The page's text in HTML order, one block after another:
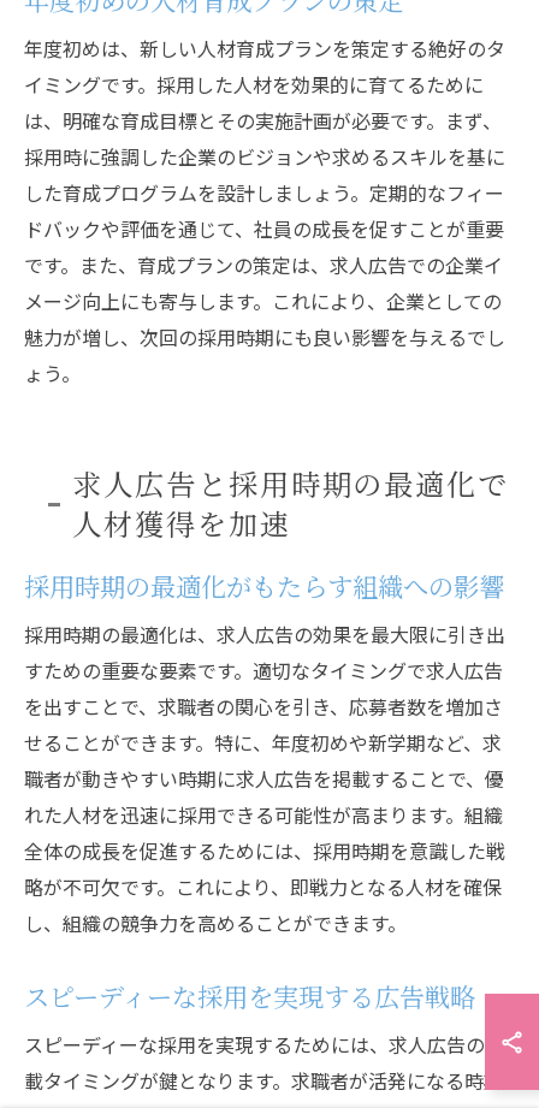
年度初めは、新しい人材育成プランを策定する絶好のタ
イミングです。採用した人材を効果的に育てるために
は、明確な育成目標とその実施計画が必要です。まず、
採用時に強調した企業のビジョンや求めるスキルを基に
した育成プログラムを設計しましょう。定期的なフィー
ドバックや評価を通じて、社員の成長を促すことが重要
です。また、育成プランの策定は、求人広告での企業イ
メージ向上にも寄与します。これにより、企業としての
魅力が増し、次回の採用時期にも良い影響を与えるでし
ょう。
求人広告と採用時期の最適化で
人材獲得を加速
採用時期の最適化がもたらす組織への影響
採用時期の最適化は、求人広告の効果を最大限に引き出
すための重要な要素です。適切なタイミングで求人広告
を出すことで、求職者の関心を引き、応募者数を増加さ
せることができます。特に、年度初めや新学期など、求
職者が動きやすい時期に求人広告を掲載することで、優
れた人材を迅速に採用できる可能性が高まります。組織
全体の成長を促進するためには、採用時期を意識した戦
略が不可欠です。これにより、即戦力となる人材を確保
し、組織の競争力を高めることができます。
スピーディーな採用を実現する広告戦略
スピーディーな採用を実現するためには、求人広告の掲
載タイミングが鍵となります。求職者が活発になる時期